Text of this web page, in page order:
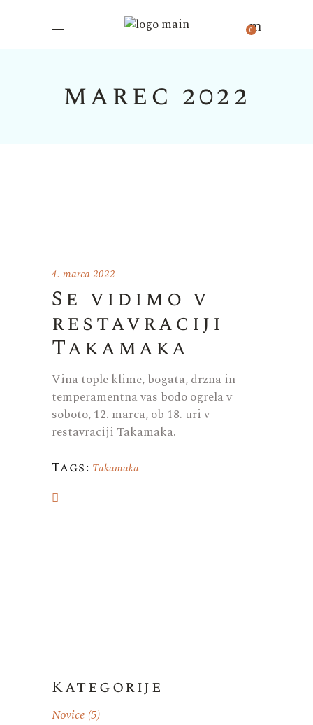
0
marec 2022
4. marca 2022
Se vidimo v
restavraciji
Takamaka
Vina tople klime, bogata, drzna in
temperamentna vas bodo ogrela v
soboto, 12. marca, ob 18. uri v
restavraciji Takamaka.
Tags: Takamaka
Kategorije
Novice (5)